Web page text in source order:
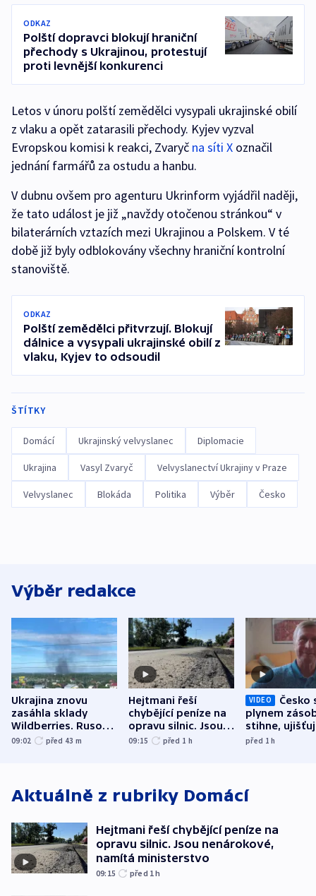
ODKAZ
Polští dopravci blokují hraniční
přechody s Ukrajinou, protestují
proti levnější konkurenci
Letos v únoru polští zemědělci vysypali ukrajinské obilí
z vlaku a opět zatarasili přechody. Kyjev vyzval
Evropskou komisi k reakci, Zvaryč na síti X označil
jednání farmářů za ostudu a hanbu.
V dubnu ovšem pro agenturu Ukrinform vyjádřil naději,
že tato událost je již „navždy otočenou stránkou“ v
bilaterárních vztazích mezi Ukrajinou a Polskem. V té
době již byly odblokovány všechny hraniční kontrolní
stanoviště.
ODKAZ
Polští zemědělci přitvrzují. Blokují
dálnice a vysypali ukrajinské obilí z
vlaku, Kyjev to odsoudil
ŠTÍTKY
Domácí Ukrajinský velvyslanec Diplomacie
Ukrajina Vasyl Zvaryč Velvyslanectví Ukrajiny v Praze
Velvyslanec Blokáda Politika Výběr Česko
Výběr redakce
Ukrajina znovu
zasáhla sklady
Wildberries. Rusové
útočili v Charkovské
09:02 před 43 m
Hejtmani řeší
chybějící peníze na
opravu silnic. Jsou
nenárokové, namítá
09:15 před 1 h
VIDEO
Česko
plynem
stihne,
expert.
před 1h
Aktuálně z rubriky Domácí
Hejtmani řeší chybějící peníze na
opravu silnic. Jsou nenárokové,
namítá ministerstvo
09:15 před 1h